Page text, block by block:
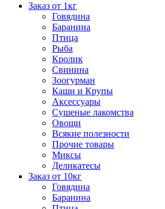
Заказ от 1кг
Говядина
Баранина
Птица
Рыба
Кролик
Свинина
Зоогурман
Каши и Крупы
Аксессуары
Сушеные лакомства
Овощи
Всякие полезности
Прочие товары
Миксы
Деликатесы
Заказ от 10кг
Говядина
Баранина